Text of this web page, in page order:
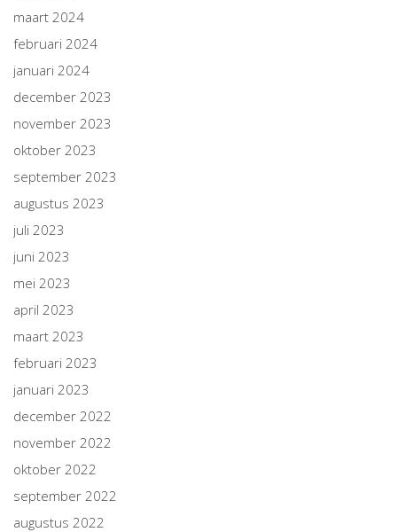
maart 2024
februari 2024
januari 2024
december 2023
november 2023
oktober 2023
september 2023
augustus 2023
juli 2023
juni 2023
mei 2023
april 2023
maart 2023
februari 2023
januari 2023
december 2022
november 2022
oktober 2022
september 2022
augustus 2022